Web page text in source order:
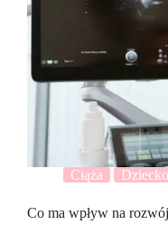
Ciąża Dziecko
Co ma wpływ na